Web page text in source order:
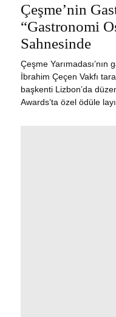
Çeşme’nin
“Gastronomi
Sahnesinde
Çeşme Yarımadası’nın
İbrahim Çeçen Vakfı
başkenti Lizbon’da
Awards’ta özel ödüle